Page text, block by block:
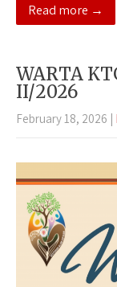
Read more →
WARTA
II/2026
February 18, 2026 |